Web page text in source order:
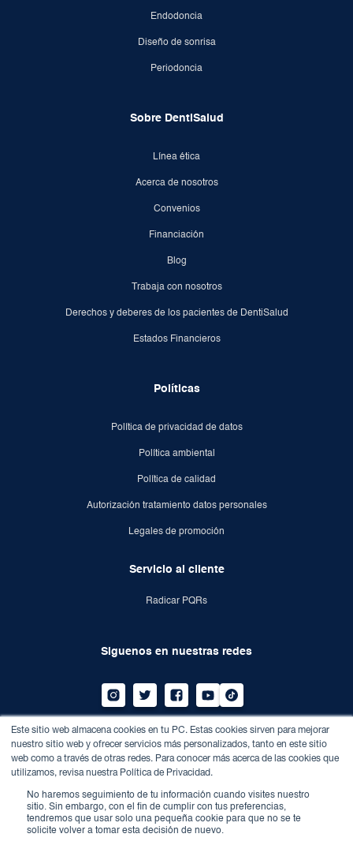
Este sitio web almacena cookies en tu PC. Estas cookies sirven para mejorar
nuestro sitio web y ofrecer servicios más personalizados, tanto en este sitio
web como a través de otras redes. Para conocer más acerca de las cookies que
utilizamos, revisa nuestra Política de Privacidad.
No haremos seguimiento de tu información cuando visites nuestro
sitio. Sin embargo, con el fin de cumplir con tus preferencias,
tendremos que usar solo una pequeña cookie para que no se te
solicite volver a tomar esta decisión de nuevo.
Endodoncia
Diseño de sonrisa
Periodoncia
Sobre DentiSalud
Línea ética
Acerca de nosotros
Convenios
Financiación
Blog
Trabaja con nosotros
Derechos y deberes de los pacientes de DentiSalud
Estados Financieros
Políticas
Política de privacidad de datos
Política ambiental
Política de calidad
Autorización tratamiento datos personales
Legales de promoción
Servicio al cliente
Radicar PQRs
Siguenos en nuestras redes
Dirección:Av calle 100 n° 13-21 conjunto empresarial
edificio Megatower.
Teléfono:7459010
info@dentisalud.com.co